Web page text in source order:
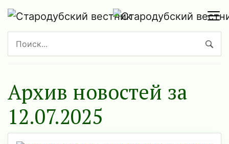
Архив новостей за
12.07.2025